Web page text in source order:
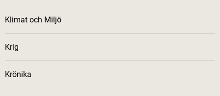
Klimat och Miljö
Krig
Krönika